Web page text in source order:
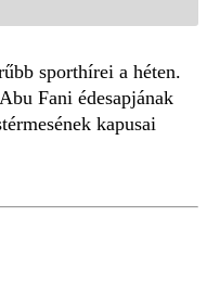
sporthírei a héten.
Fani édesapjának
kapusai